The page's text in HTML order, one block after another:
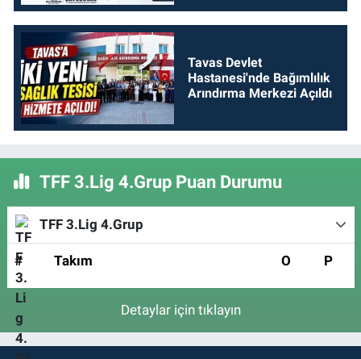
Tavas Devlet
Hastanesi'nde Bağımlılık
Arındırma Merkezi Açıldı
TFF 3.Lig 4.Grup Puan Durumu
TFF 3.Lig 4.Grup
# Takım O P
Detaylar için tıklayın